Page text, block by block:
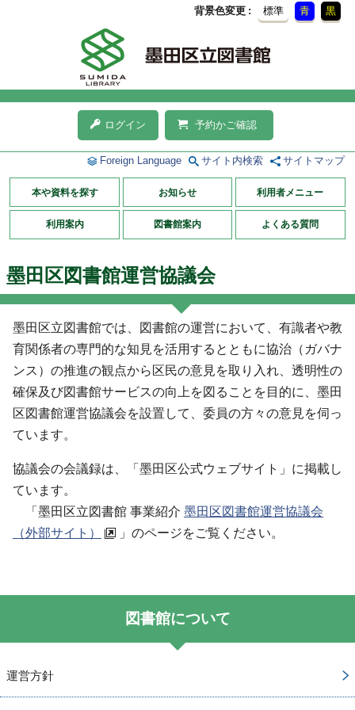
背景色変更 標準 青 黒
ログイン 予約かご確認
Foreign Language サイト内検索 サイトマップ
本や資料を探す お知らせ 利用者メニュー
利用案内 図書館案内 よくある質問
墨田区図書館運営協議会
墨田区立図書館では、図書館の運営において、有識者や教
育関係者の専門的な知見を活用するとともに協治（ガバナ
ンス）の推進の観点から区民の意見を取り入れ、透明性の
確保及び図書館サービスの向上を図ることを目的に、墨田
区図書館運営協議会を設置して、委員の方々の意見を伺っ
ています。
協議会の会議録は、「墨田区公式ウェブサイト」に掲載し
ています。
「墨田区立図書館 事業紹介 墨田区図書館運営協議会
（外部サイト）
」のページをご覧ください。
図書館について
運営方針